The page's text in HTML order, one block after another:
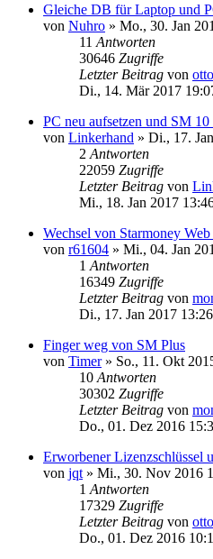
Gleiche DB für Laptop und
von Nuhro » Mo., 30. Jan
11 Antworten
30646 Zugriffe
Letzter Beitrag von
Di., 14. Mär 2017
PC neu aufsetzen und SM
von Linkerhand » Di., 17.
2 Antworten
22059 Zugriffe
Letzter Beitrag von
Mi., 18. Jan 2017
Wechsel von Starmoney
von r61604 » Mi., 04. Jan
1 Antworten
16349 Zugriffe
Letzter Beitrag von
Di., 17. Jan 2017 13:26
Finger weg von SM Plus
von Timer» So., 11. Okt
10 Antworten
30302 Zugriffe
Letzter Beitrag von
Do., 01. Dez 2016
Erworbener Lizenzschlüssel
von jqt » Mi., 30. Nov 2016
1 Antworten
17329 Zugriffe
Letzter Beitrag von
Do., 01. Dez 2016